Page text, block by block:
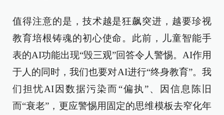
值得注意的是，技术越是狂飙突进，越要珍视
教育培根铸魂的初心使命。此前，儿童智能手
表的AI功能出现“毁三观”回答令人警惕。AI作用
于人的同时，我们也要对AI进行“终身教育”。我
们担忧AI因数据污染而“偏执”、因信息陈旧
而“衰老”，更应警惕用固定的思维模板去窄化年